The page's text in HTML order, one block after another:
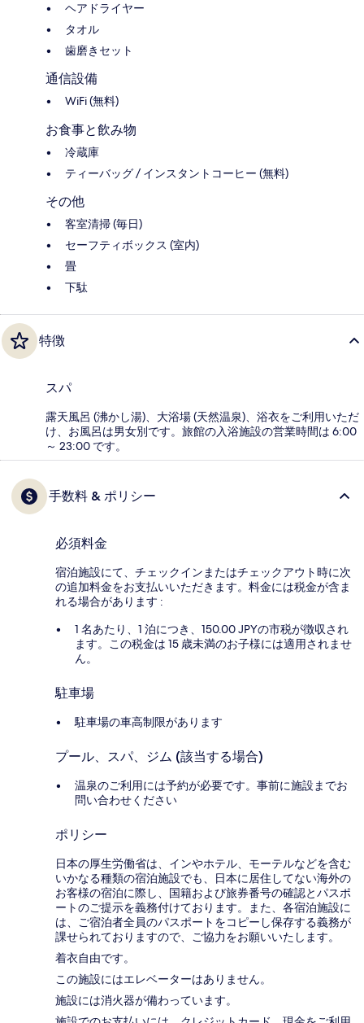
ヘアドライヤー
タオル
歯磨きセット
通信設備
WiFi (無料)
お食事と飲み物
冷蔵庫
ティーバッグ / インスタントコーヒー (無料)
その他
客室清掃 (毎日)
セーフティボックス (室内)
畳
下駄
特徴
スパ
露天風呂 (沸かし湯)、大浴場 (天然温泉)、浴衣をご利用いただ
け、お風呂は男女別です。旅館の入浴施設の営業時間は 6:00
～ 23:00 です。
手数料 & ポリシー
必須料金
宿泊施設にて、チェックインまたはチェックアウト時に次
の追加料金をお支払いいただきます。料金には税金が含ま
れる場合があります :
1 名あたり、1 泊につき、150.00 JPYの市税が徴収され
ます。この税金は 15 歳未満のお子様には適用されませ
ん。
駐車場
駐車場の車高制限があります
プール、スパ、ジム (該当する場合)
温泉のご利用には予約が必要です。事前に施設までお
問い合わせください
ポリシー
日本の厚生労働省は、インやホテル、モーテルなどを含む
いかなる種類の宿泊施設でも、日本に​居住してない海外の
お客様の宿泊に際し、国籍および旅券番号の確認とパスポ
ートのご提示を義務付け​ております。また、各宿泊施設に
は、ご宿泊者全員のパスポートをコピーし保存する義務が
課せられておりますの​で、ご協力をお願いいたします。
着衣自由です。
この施設にはエレベーターはありません。
施設には消火器が備わっています。